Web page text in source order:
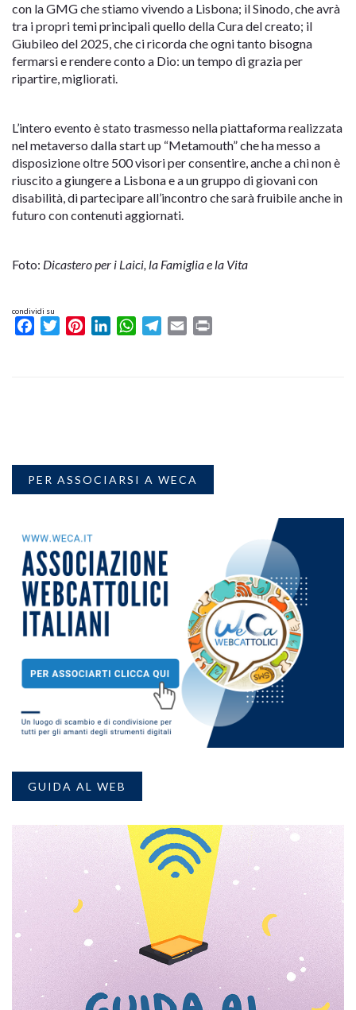
con la GMG che stiamo vivendo a Lisbona; il Sinodo, che avrà
tra i propri temi principali quello della Cura del creato; il
Giubileo del 2025, che ci ricorda che ogni tanto bisogna
fermarsi e rendere conto a Dio: un tempo di grazia per
ripartire, migliorati.
L’intero evento è stato trasmesso nella piattaforma realizzata
nel metaverso dalla start up “Metamouth” che ha messo a
disposizione oltre 500 visori per consentire, anche a chi non è
riuscito a giungere a Lisbona e a un gruppo di giovani con
disabilità, di partecipare all’incontro che sarà fruibile anche in
futuro con contenuti aggiornati.
Foto: Dicastero per i Laici, la Famiglia e la Vita
condividi su
FacebookTwitterPinterestLinkedInWhatsAppTelegram
Email
PER ASSOCIARSI A WECA
GUIDA AL WEB